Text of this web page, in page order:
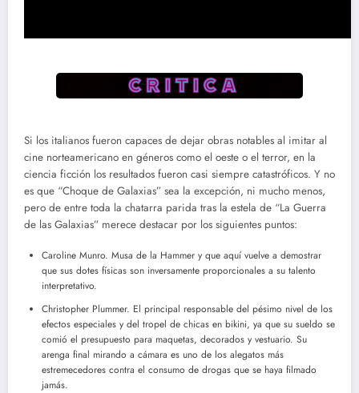
Si los italianos fueron capaces de dejar obras notables al imitar al
cine norteamericano en géneros como el oeste o el terror, en la
ciencia ficción los resultados fueron casi siempre catastróficos. Y no
es que “Choque de Galaxias” sea la excepción, ni mucho menos,
pero de entre toda la chatarra parida tras la estela de “La Guerra
de las Galaxias” merece destacar por los siguientes puntos:
Caroline Munro. Musa de la Hammer y que aquí vuelve a demostrar
que sus dotes físicas son inversamente proporcionales a su talento
interpretativo.
Christopher Plummer. El principal responsable del pésimo nivel de los
efectos especiales y del tropel de chicas en bikini, ya que su sueldo se
comió el presupuesto para maquetas, decorados y vestuario. Su
arenga final mirando a cámara es uno de los alegatos más
estremecedores contra el consumo de drogas que se haya filmado
jamás.